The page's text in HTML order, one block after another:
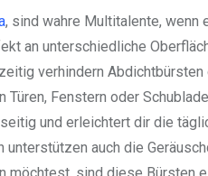
, sind wahre Multitalente, wenn
an unterschiedliche
verhindern
Türen, Fenstern oder
und erleichtert dir die
auch die